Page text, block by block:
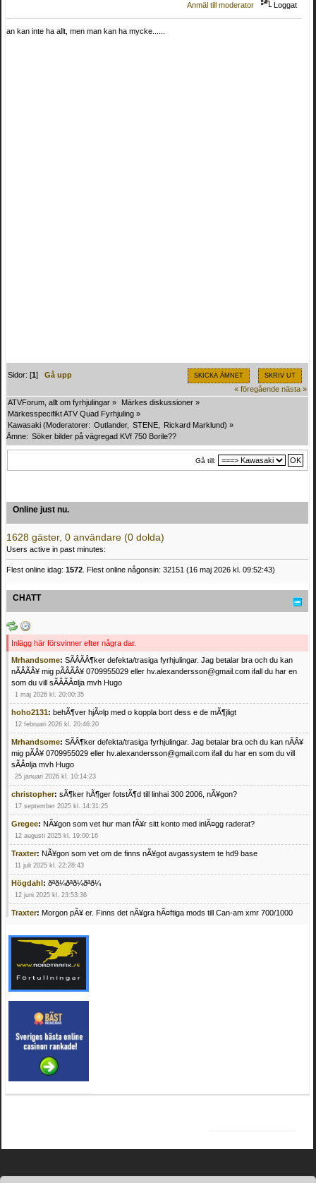
Anmäl till moderator Loggat
an kan inte ha allt, men man kan ha mycke......
SKICKA ÄMNET SKRIV UT
Sidor: [1]Gå upp
« föregående nästa »
ATVForum, allt om fyrhjulingar » Märkes diskussioner »
Märkesspecifikt ATV Quad Fyrhjuling »
Kawasaki (Moderatorer: Outlander, STENE Rickard Marklund) »
Ämne: Söker bilder på vägregad KVf 750 Borile??
Gå till:
Online just nu.
1628 gäster, 0 användare (0 dolda)
Users active in past minutes:
Flest online idag: 1572 . Flest online någonsin: 32151 (16 maj 2026 kl. 09:52:43)
CHATT
Inlägg här försvinner efter några dar.
Mrhandsome: SÃÂÃÂ¶ker defekta/trasiga fyrhjulingar. Jag betalar bra och du kan
nÃÂÃÂ¥ mig pÃÂÃÂ¥ 0709955029 eller hv.alexandersson@gmail.com ifall du har en
som du vill sÃÂÃÂ¤lja mvh Hugo
1 maj 2026 kl. 20:00:35
hoho2131: behÃ¶ver hjÃ¤lp med o koppla bort dess e de mÃ¶jligt
12 februari 2026 kl. 20:46:20
Mrhandsome: SÃÂ¶ker defekta/trasiga fyrhjulingar. Jag betalar bra och du kan nÃÂ¥
mig pÃÂ¥ 0709955029 eller hv.alexandersson@gmail.com ifall du har en som du vill
sÃÂ¤lja mvh Hugo
25 januari 2026 kl. 10:14:23
christopher: sÃ¶ker hÃ¶ger fotstÃ¶d till linhai 300 2006, nÃ¥gon?
17 september 2025 kl. 14:31:25
Gregee: NÃ¥gon som vet hur man fÃ¥r sitt konto med inlÃ¤gg raderat?
12 augusti 2025 kl. 19:00:16
Traxter: NÃ¥gon som vet om de finns nÃ¥got avgassystem te hd9 base
11 juli 2025 kl. 22:28:43
Högdahl: ðªð¼ðªð¼ðªð¼
12 juni 2025 kl. 23:53:36
Traxter: Morgon pÃ¥ er. Finns det nÃ¥gra hÃ¤ftiga mods till Can-am xmr 700/1000
Mrhandsome:SÃ¶ker defekta/trasiga fyrhjulingar. Jag betalar bra och du kan nÃ¥ mig
pÃ¥ 0709955029 eller hv.alexandersson@gmail.com ifall du har en som du vill sÃ¤lja
mvh Hugo
21 februari 2025 kl. 09:25:52
Oscar5:NÃ¥gon som vet vad man kan begÃ¤ra fÃ¶r en Honda TRX 350 FE 2005
4 februari 2025 kl. 19:20:50
Oscar5:44
4 februari 2025 kl. 19:15:36
Greger59:NÃ¤gon som vet har en Cetek 500 EFI
15 januari 2025 kl. 23:49:44
Mrhandsome:SÃÂ¶ker defekta/trasiga fyrhjulingar. Jag betalar bra och du kan nÃÂ¥
trailboss:Hej. sÃ¶ker instruktionsbok Polaris TrailBoss 250-89